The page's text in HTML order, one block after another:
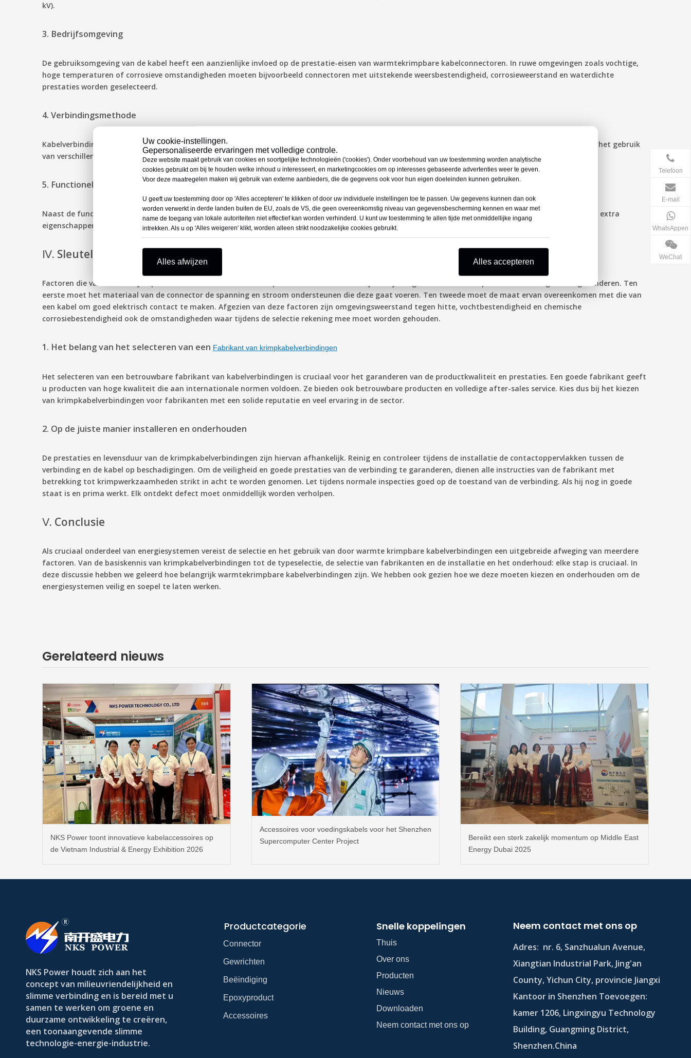
Uw cookie-instellingen.
Gepersonaliseerde ervaringen met volledige controle.
Deze website maakt gebruik van cookies en soortgelijke technologieën ('cookies'). Onder voorbehoud van uw toestemming worden analytische
cookies gebruikt om bij te houden welke inhoud u interesseert, en marketingcookies om op interesses gebaseerde advertenties weer te geven.
Voor deze maatregelen maken wij gebruik van externe aanbieders, die de gegevens ook voor hun eigen doeleinden kunnen gebruiken.
U geeft uw toestemming door op 'Alles accepteren' te klikken of door uw individuele instellingen toe te passen. Uw gegevens kunnen dan ook
worden verwerkt in derde landen buiten de EU, zoals de VS, die geen overeenkomstig niveau van gegevensbescherming kennen en waar met
name de toegang van lokale autoriteiten niet effectief kan worden verhinderd. U kunt uw toestemming te allen tijde met onmiddellijke ingang
intrekken. Als u op 'Alles weigeren' klikt, worden alleen strikt noodzakelijke cookies gebruikt.
Alles afwijzen Alles accepteren
kV).
3. Bedrijfsomgeving
De gebruiksomgeving van de kabel heeft een aanzienlijke invloed op de prestatie-eisen van warmtekrimpbare kabelconnectoren. In ruwe omgevingen zoals vochtige,
hoge temperaturen of corrosieve omstandigheden moeten bijvoorbeeld connectoren met uitstekende weersbestendigheid, corrosieweerstand en waterdichte
prestaties worden geselecteerd.
4. Verbindingsmethode
Kabelverbindingsmethoden omvatten tussenverbindingen, terminalverbindingen, aftakverbindingen en andere. Verschillende aansluitmethoden vereisen het gebruik
van verschillende soorten krimpbare kabelconnectoren.
5. Functionele vereisten
Naast de fundamentele verbindings-, isolatie- en afdichtingsfuncties kunnen bij sommige speciale toepassingen door hitte krimpbare kabelverbindingen extra
eigenschappen nodig zijn, zoals explosieveilige, brandwerende of UV-bestendige eigenschappen.
Ⅳ. Sleutelfactoren bij het selecteren van krimpkouskabeljonits
Factoren die van invloed zijn op de keuze van door warmte krimpbare kabelconnectoren zijn talrijk en gevarieerd om hun prestaties en veiligheid te garanderen. Ten
eerste moet het materiaal van de connector de spanning en stroom ondersteunen die deze gaat voeren. Ten tweede moet de maat ervan overeenkomen met die van
een kabel om goed elektrisch contact te maken. Afgezien van deze factoren zijn omgevingsweerstand tegen hitte, vochtbestendigheid en chemische
corrosiebestendigheid ook de omstandigheden waar tijdens de selectie rekening mee moet worden gehouden.
1. Het belang van het selecteren van een Fabrikant van krimpkabelverbindingen
Het selecteren van een betrouwbare fabrikant van kabelverbindingen is cruciaal voor het garanderen van de productkwaliteit en prestaties. Een goede fabrikant geeft
u producten van hoge kwaliteit die aan internationale normen voldoen. Ze bieden ook betrouwbare producten en volledige after-sales service. Kies dus bij het kiezen
van krimpkabelverbindingen voor fabrikanten met een solide reputatie en veel ervaring in de sector.
2. Op de juiste manier installeren en onderhouden
De prestaties en levensduur van de krimpkabelverbindingen zijn hiervan afhankelijk. Reinig en controleer tijdens de installatie de contactoppervlakken tussen de
verbinding en de kabel op beschadigingen. Om de veiligheid en goede prestaties van de verbinding te garanderen, dienen alle instructies van de fabrikant met
betrekking tot krimpwerkzaamheden strikt in acht te worden genomen. Let tijdens normale inspecties goed op de toestand van de verbinding. Als hij nog in goede
staat is en prima werkt. Elk ontdekt defect moet onmiddellijk worden verholpen.
Ⅴ. Conclusie
Als cruciaal onderdeel van energiesystemen vereist de selectie en het gebruik van door warmte krimpbare kabelverbindingen een uitgebreide afweging van meerdere
factoren. Van de basiskennis van krimpkabelverbindingen tot de typeselectie, de selectie van fabrikanten en de installatie en het onderhoud: elke stap is cruciaal. In
deze discussie hebben we geleerd hoe belangrijk warmtekrimpbare kabelverbindingen zijn. We hebben ook gezien hoe we deze moeten kiezen en onderhouden om de
energiesystemen veilig en soepel te laten werken.
Gerelateerd nieuws
NKS Power toont innovatieve kabelaccessoires op
de Vietnam Industrial & Energy Exhibition 2026
Accessoires voor voedingskabels voor het Shenzhen
Supercomputer Center Project
Bereikt een sterk zakelijk momentum op Middle East
Energy Dubai 2025
NKS Power houdt zich aan het
concept van milieuvriendelijkheid en
slimme verbinding en is bereid met u
samen te werken om groene en
duurzame ontwikkeling te creëren,
een toonaangevende slimme
technologie-energie-industrie.
Productcategorie
Connector
Gewrichten
Beëindiging
Epoxyproduct
Accessoires
Snelle koppelingen
Thuis
Over ons
Producten
Nieuws
Downloaden
Neem contact met ons op
Neem contact met ons op
Adres: nr. 6, Sanzhualun Avenue,
Xiangtian Industrial Park, Jing'an
County, Yichun City, provincie Jiangxi
Kantoor in Shenzhen Toevoegen:
kamer 1206, Lingxingyu Technology
Building, Guangming District,
Shenzhen.China
Telefoon
E-mail
WhatsAppen
WeChat